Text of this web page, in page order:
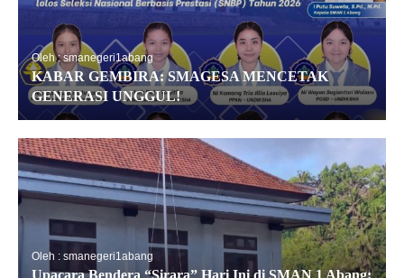
Oleh : smanegeri1abang
KABAR GEMBIRA: SMAGESA MENCETAK
GENERASI UNGGUL!
Oleh : smanegeri1abang
Upacara Bendera “Sirara” Hari Ini di SMAN 1 Abang: